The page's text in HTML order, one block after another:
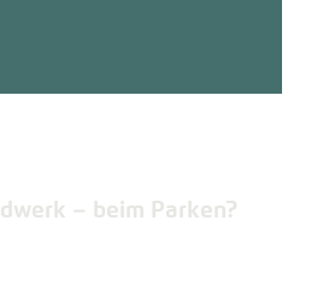
– beim Parken?